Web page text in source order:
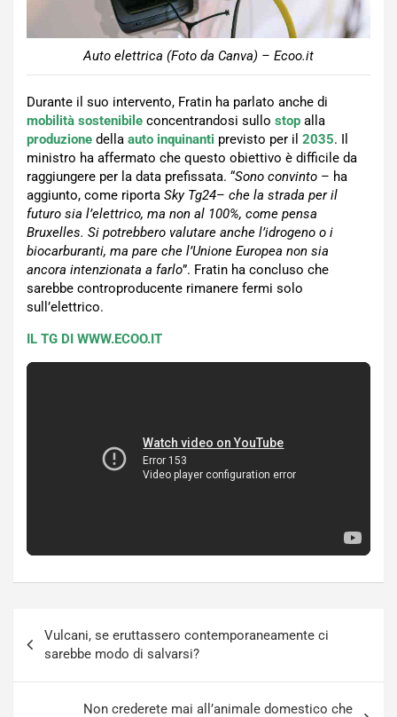
Auto elettrica (Foto da Canva) – Ecoo.it
Durante il suo intervento, Fratin ha parlato anche di
mobilità sostenibile concentrandosi sullo stop alla
produzione della auto inquinanti previsto per il 2035. Il
ministro ha affermato che questo obiettivo è difficile da
raggiungere per la data prefissata. “Sono convinto – ha
aggiunto, come riporta Sky Tg24– che la strada per il
futuro sia l’elettrico, ma non al 100%, come pensa
Bruxelles. Si potrebbero valutare anche l’idrogeno o i
biocarburanti, ma pare che l’Unione Europea non sia
ancora intenzionata a farlo”. Fratin ha concluso che
sarebbe controproducente rimanere fermi solo
sull’elettrico.
IL TG DI WWW.ECOO.IT
articoli
Vulcani, se eruttassero contemporaneamente ci
sarebbe modo di salvarsi?
Non crederete mai all’animale domestico che